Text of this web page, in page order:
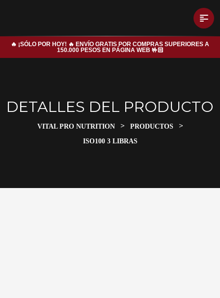
🔥 ¡SÓLO POR HOY! 🔥 ENVÍO GRATIS POR COMPRAS SUPERIORES A
150.000 PESOS EN PÁGINA WEB 🤟🏻
DETALLES DEL PRODUCTO
VITAL PRO NUTRITION > PRODUCTOS >
ISO100 3 LIBRAS